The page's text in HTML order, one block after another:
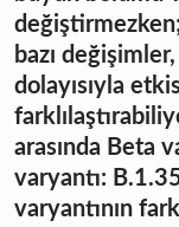
bazı
dolayısıyla
arasında Beta
varyantı:
varyantının